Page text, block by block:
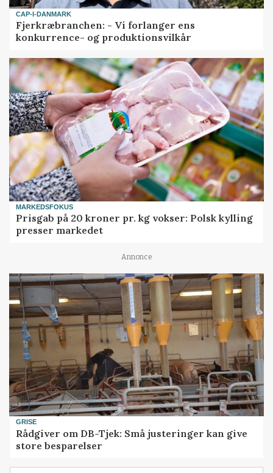
CAP-I-DANMARK
Fjerkræbranchen: - Vi forlanger ens
konkurrence- og produktionsvilkår
MARKEDSFOKUS
Prisgab på 20 kroner pr. kg vokser: Polsk kylling
presser markedet
Annonce
GRISE
Rådgiver om DB-Tjek: Små justeringer kan give
store besparelser